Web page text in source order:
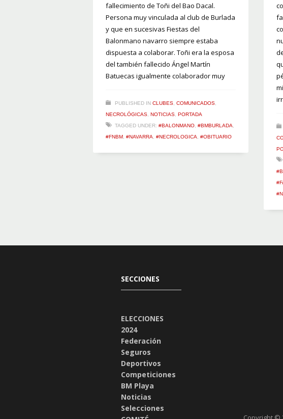
fallecimiento de Toñi del Bao Dacal.
Persona muy vinculada al club de Burlada
y que en sucesivas Fiestas del
Balonmano navarro siempre estaba
dispuesta a colaborar. Toñi era la esposa
del también fallecido Ángel Martín
Batuecas igualmente colaborador muy
PUBLISHED IN CLUBES COMUNICADOS
NECROLÓGICAS NOTICIAS PORTADA
TAGGED UNDER: #BALONMANO #BMBURLADA
#FNBM #NAVARRA #NECROLOGICA #OBITUARIO
SECCIONES
ELECCIONES
2024
Federación
Seguros
Deportivos
Competiciones
BM Playa
Noticias
Selecciones